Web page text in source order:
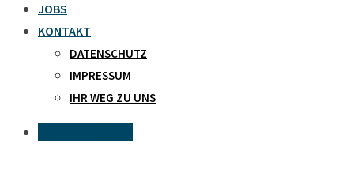
JOBS
KONTAKT
DATENSCHUTZ
IMPRESSUM
IHR WEG ZU UNS